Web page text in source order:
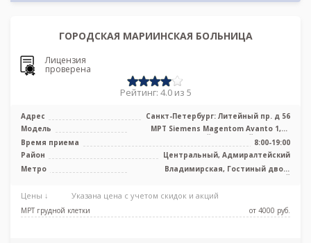
ГОРОДСКАЯ МАРИИНСКАЯ БОЛЬНИЦА
Лицензия
проверена
Рейтинг: 4.0 из 5
Адрес
Санкт-Петербург: Литейный пр. д 56
Модель
МРТ Siemens Magentom Avanto 1,5Т
высокопольный закрытый тип, МРТ
Phili ...
Время приема
8:00-19:00
Район
Центральный, Адмиралтейский
Метро
Владимирская, Гостиный двор,
Достоевская, Маяковская, Невский
Цены ↓ Указана цена с учетом скидок и акций
МРТ грудной клетки от 4000 pуб.